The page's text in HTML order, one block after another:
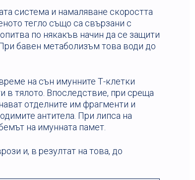
система и намаляване скоростта
тегло също са свързани с
по някакъв начин да се защити
бавен метаболизъм това води до
на сън имунните Т-клетки
в тялото. Впоследствие, при среща
отделните им фрагменти и
антитела. При липса на
на имунната памет.
и, в резултат на това, до